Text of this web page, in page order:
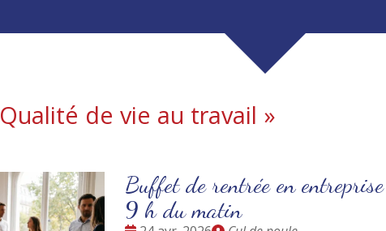
Qualité de vie au travail »
Buffet de rentrée en
9 h du matin